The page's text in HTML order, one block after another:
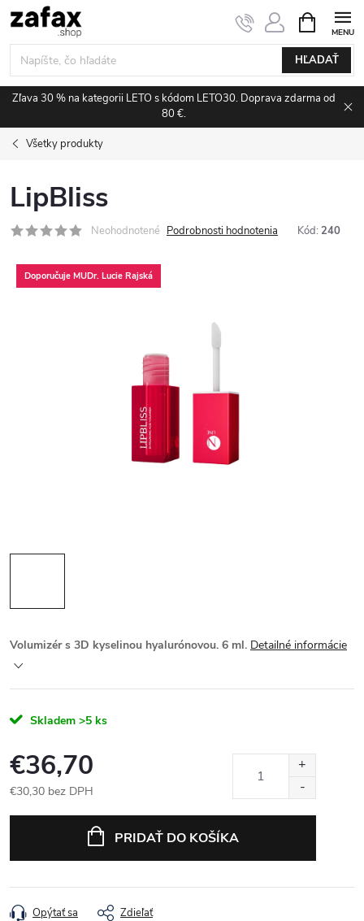
Prejsť na obsah
HĽADAŤ
Zľava 30 % na kategorii LETO s kódom LETO30. Doprava zdarma od
80 €.
Všetky produkty
LipBliss
Neohodnotené Podrobnosti hodnotenia Kód: 240
Doporučuje MUDr. Lucie Rajská
Volumizér s 3D kyselinou hyalurónovou. 6 ml. Detailné informácie
Skladem >5 ks
€36,70
€30,30 bez DPH
PRIDAŤ DO KOŠÍKA
Opýtať sa Zdieľať